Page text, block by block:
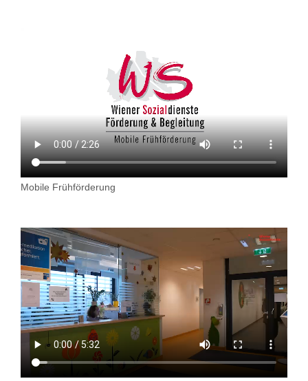
Mobile Frühförderung